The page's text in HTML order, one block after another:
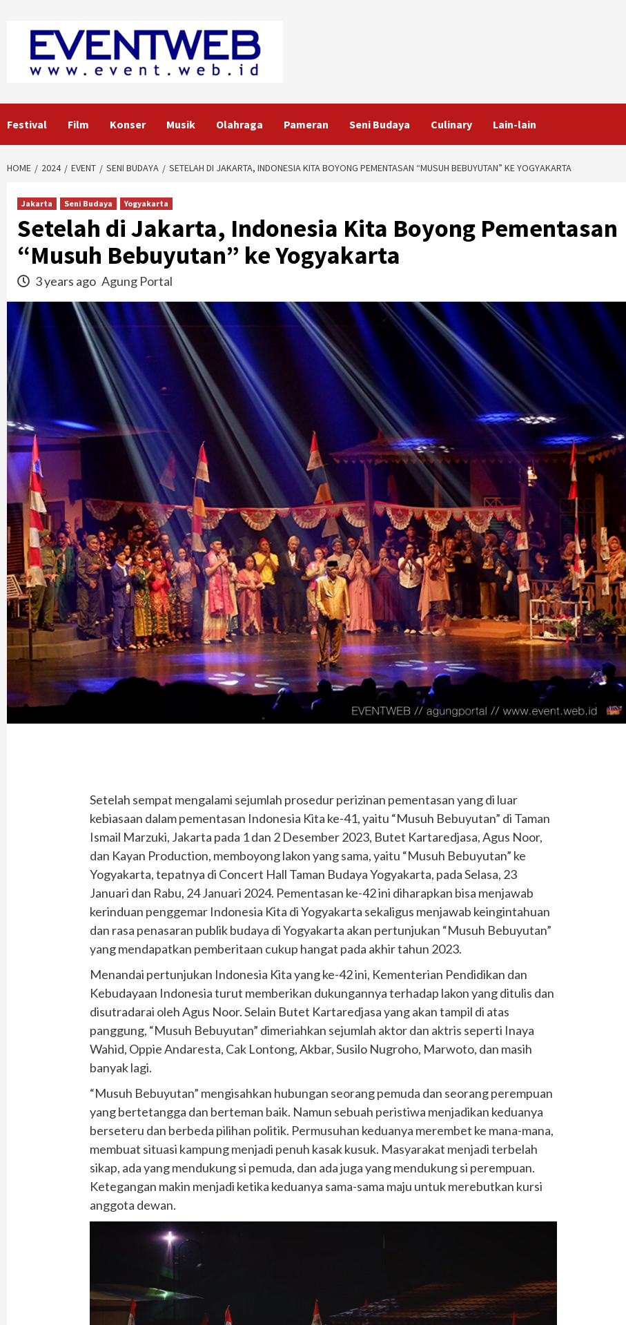
content
Festival Film Konser Musik Olahraga Pameran Seni Budaya Culinary Lain-lain
HOME 2024 EVENT SENI BUDAYA SETELAH DI JAKARTA, INDONESIA KITA BOYONG PEMENTASAN “MUSUH BEBUYUTAN” KE YOGYAKARTA
Jakarta Seni Budaya Yogyakarta
Setelah di Jakarta, Indonesia Kita Boyong Pementasan
“Musuh Bebuyutan” ke Yogyakarta
3 years ago Agung Portal
Setelah sempat mengalami sejumlah prosedur perizinan pementasan yang di luar
kebiasaan dalam pementasan Indonesia Kita ke-41, yaitu “Musuh Bebuyutan” di Taman
Ismail Marzuki, Jakarta pada 1 dan 2 Desember 2023, Butet Kartaredjasa, Agus Noor,
dan Kayan Production, memboyong lakon yang sama, yaitu “Musuh Bebuyutan” ke
Yogyakarta, tepatnya di Concert Hall Taman Budaya Yogyakarta, pada Selasa, 23
Januari dan Rabu, 24 Januari 2024. Pementasan ke-42 ini diharapkan bisa menjawab
kerinduan penggemar Indonesia Kita di Yogyakarta sekaligus menjawab keingintahuan
dan rasa penasaran publik budaya di Yogyakarta akan pertunjukan “Musuh Bebuyutan”
yang mendapatkan pemberitaan cukup hangat pada akhir tahun 2023.
Menandai pertunjukan Indonesia Kita yang ke-42 ini, Kementerian Pendidikan dan
Kebudayaan Indonesia turut memberikan dukungannya terhadap lakon yang ditulis dan
disutradarai oleh Agus Noor. Selain Butet Kartaredjasa yang akan tampil di atas
panggung, “Musuh Bebuyutan” dimeriahkan sejumlah aktor dan aktris seperti Inaya
Wahid, Oppie Andaresta, Cak Lontong, Akbar, Susilo Nugroho, Marwoto, dan masih
banyak lagi.
“Musuh Bebuyutan” mengisahkan hubungan seorang pemuda dan seorang perempuan
yang bertetangga dan berteman baik. Namun sebuah peristiwa menjadikan keduanya
berseteru dan berbeda pilihan politik. Permusuhan keduanya merembet ke mana-mana,
membuat situasi kampung menjadi penuh kasak kusuk. Masyarakat menjadi terbelah
sikap, ada yang mendukung si pemuda, dan ada juga yang mendukung si perempuan.
Ketegangan makin menjadi ketika keduanya sama-sama maju untuk merebutkan kursi
anggota dewan.